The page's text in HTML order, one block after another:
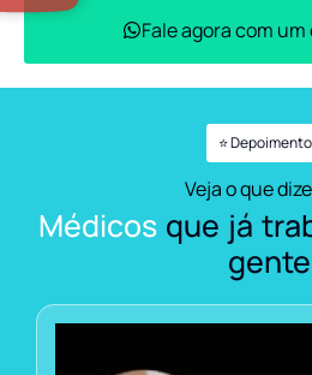
Fale agora com
⭐
Veja o que
Médicos que já
gente